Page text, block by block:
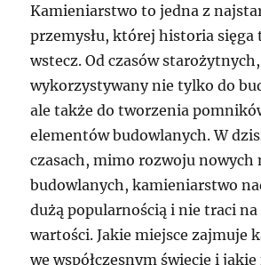
Kamieniarstwo to jedna z
przemysłu, której historia sięga
wstecz. Od czasów
wykorzystywany nie tylko do
ale także do tworzenia
elementów budowlanych. W
czasach, mimo rozwoju nowych
budowlanych, kamieniarstwo
dużą popularnością i nie traci na
wartości. Jakie miejsce zajmuje
we współczesnym świecie i